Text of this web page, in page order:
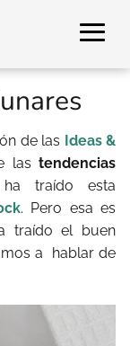
de las Ideas &
las tendencias
traído esta
. Pero esa es
traído el buen
a hablar de